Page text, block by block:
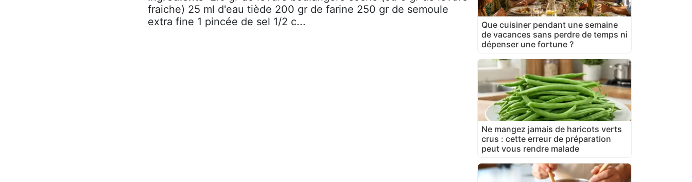
fraiche) 25 ml d'eau tiède 200 gr de farine 250 gr de semoule
extra fine 1 pincée de sel 1/2 c...
Que cuisiner pendant une semaine
de vacances sans perdre de temps ni
dépenser une fortune ?
Ne mangez jamais de haricots verts
crus : cette erreur de préparation
peut vous rendre malade